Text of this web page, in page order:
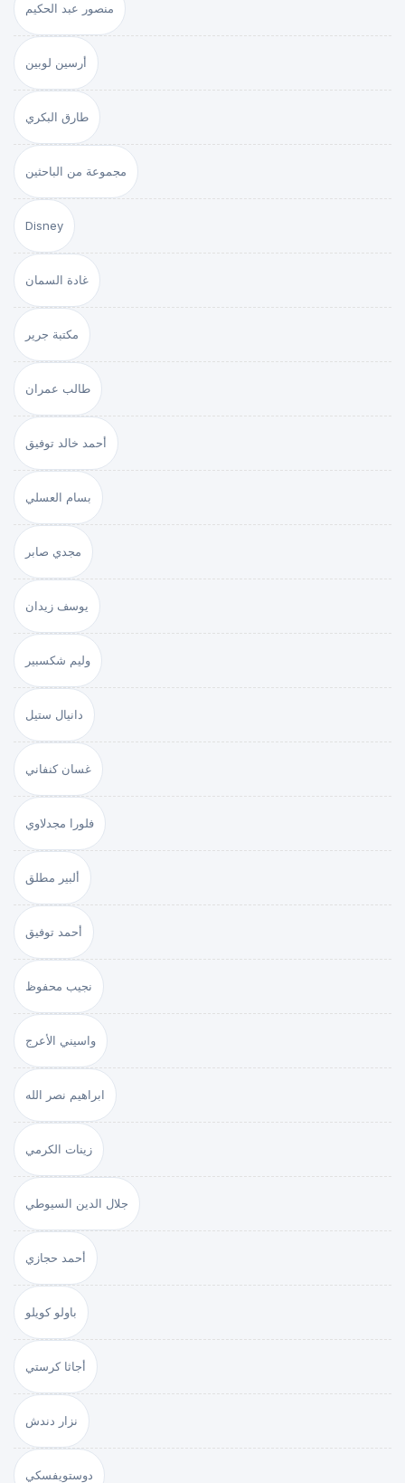
منصور عبد الحكيم
أرسين لوبين
طارق البكري
مجموعة من الباحثين
Disney
غادة السمان
مكتبة جرير
طالب عمران
أحمد خالد توفيق
بسام العسلي
مجدي صابر
يوسف زيدان
وليم شكسبير
دانيال ستيل
غسان كنفاني
فلورا مجدلاوي
ألبير مطلق
أحمد توفيق
نجيب محفوظ
واسيني الأعرج
ابراهيم نصر الله
زينات الكرمي
جلال الدين السيوطي
أحمد حجازي
باولو كويلو
أجاثا كرستي
نزار دندش
دوستويفسكي